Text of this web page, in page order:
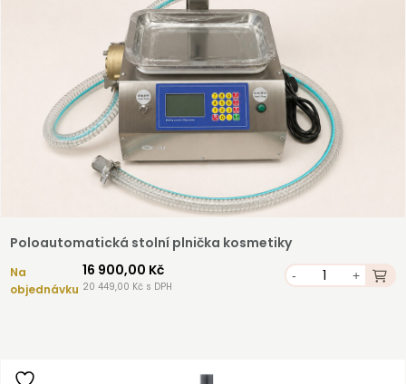
Poloautomatická stolní plnička kosmetiky
Na
objednávku
16 900,00 Kč
20 449,00 Kč s DPH
- +